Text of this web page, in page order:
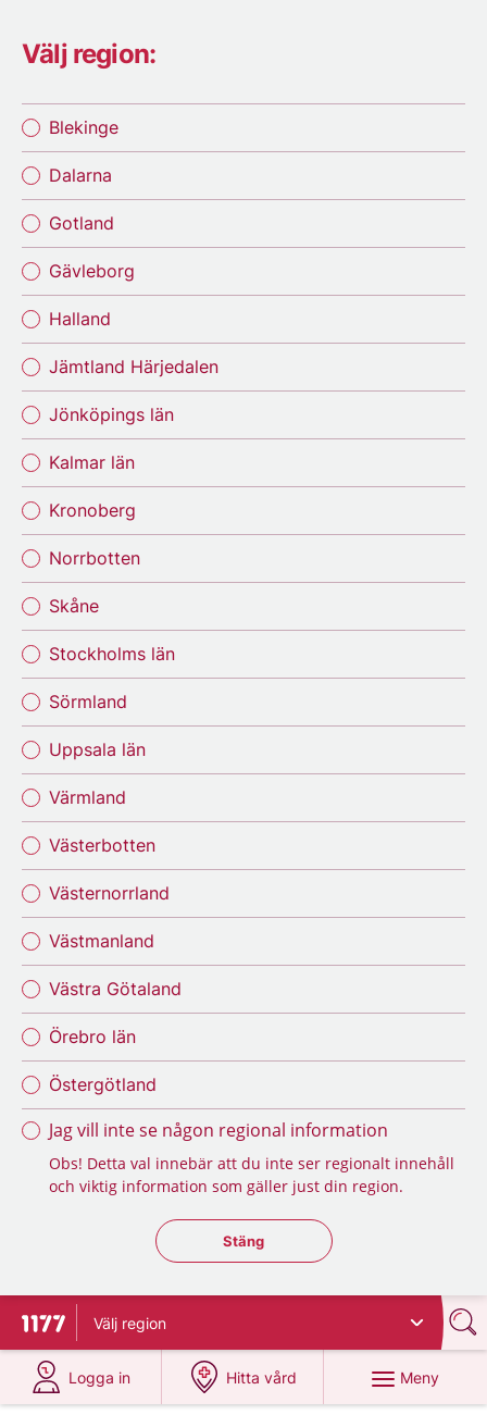
Välj region:
Blekinge
Dalarna
Gotland
Gävleborg
Halland
Jämtland Härjedalen
Jönköpings län
Kalmar län
Kronoberg
Norrbotten
Skåne
Stockholms län
Sörmland
Uppsala län
Värmland
Västerbotten
Västernorrland
Västmanland
Västra Götaland
Örebro län
Östergötland
Jag vill inte se någon regional information
Obs! Detta val innebär att du inte ser regionalt innehåll
och viktig information som gäller just din region.
Stäng regionsväljaren
Stäng
Till startsidan för 1177
Välj region
Logga in
på 1177.se
Hitta vård
på 1177.se
Meny